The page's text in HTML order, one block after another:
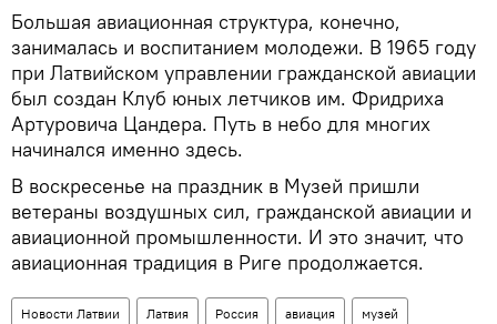
Большая авиационная структура, конечно,
занималась и воспитанием молодежи. В 1965 году
при Латвийском управлении гражданской авиации
был создан Клуб юных летчиков им. Фридриха
Артуровича Цандера. Путь в небо для многих
начинался именно здесь.
В воскресенье на праздник в Музей пришли
ветераны воздушных сил, гражданской авиации и
авиационной промышленности. И это значит, что
авиационная традиция в Риге продолжается.
Новости Латвии Латвия Россия авиация музей